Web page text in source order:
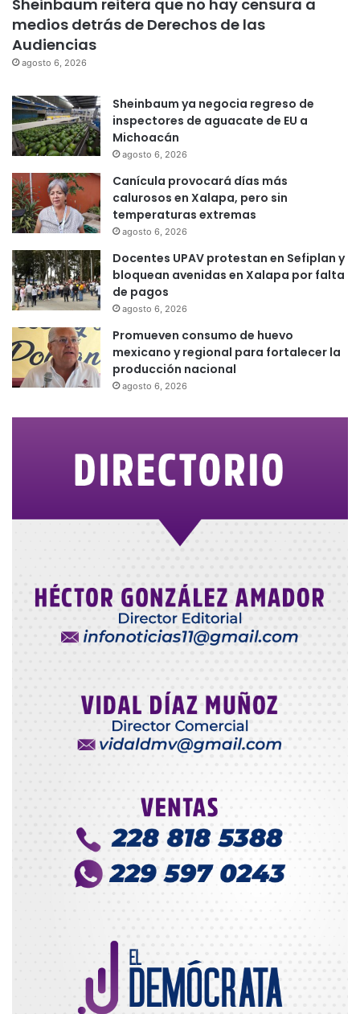
Sheinbaum reitera que no hay censura a
medios detrás de Derechos de las
Audiencias
agosto 6, 2026
Sheinbaum ya negocia regreso de
inspectores de aguacate de EU a
Michoacán
agosto 6, 2026
Canícula provocará días más
calurosos en Xalapa, pero sin
temperaturas extremas
agosto 6, 2026
Docentes UPAV protestan en Sefiplan y
bloquean avenidas en Xalapa por falta
de pagos
agosto 6, 2026
Promueven consumo de huevo
mexicano y regional para fortalecer la
producción nacional
agosto 6, 2026